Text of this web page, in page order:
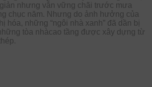
nhưng vẫn vững chãi trước mưa
chục năm. Nhưng do ảnh hưởng của
hóa, những “ngôi nhà xanh” đã dần bị
tòa nhàcao tầng được xây dựng từ